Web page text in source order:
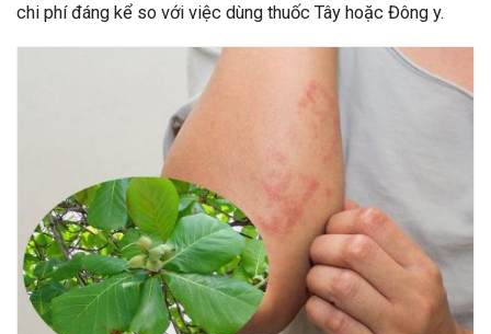
chi phí đáng kể so với việc dùng thuốc Tây hoặc Đông y.